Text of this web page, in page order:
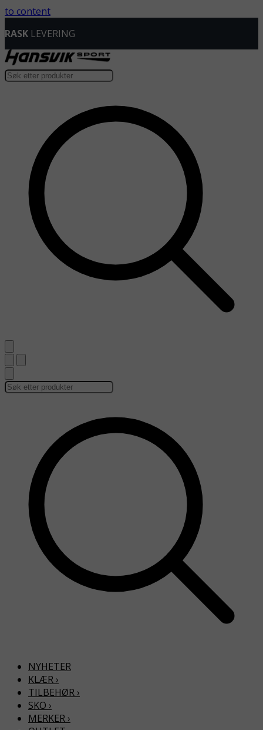
to content
RASK LEVERING
NYHETER
KLÆR›
TILBEHØR›
SKO ›
MERKER›